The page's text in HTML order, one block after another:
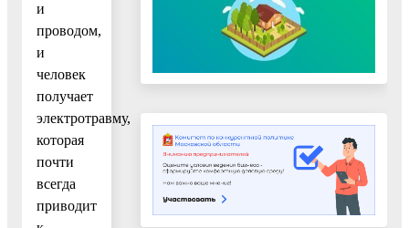
и
проводом,
и
человек
получает
электротравму,
которая
почти
всегда
приводит